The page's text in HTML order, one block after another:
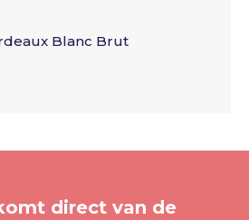
Blanc Brut
direct van de